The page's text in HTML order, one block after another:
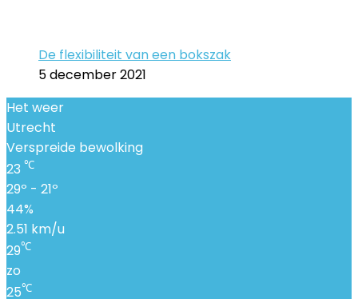
De flexibiliteit van een bokszak
5 december 2021
Het weer
Utrecht
Verspreide bewolking
23 ℃
29º - 21º
44%
2.51 km/u
29℃
zo
25℃